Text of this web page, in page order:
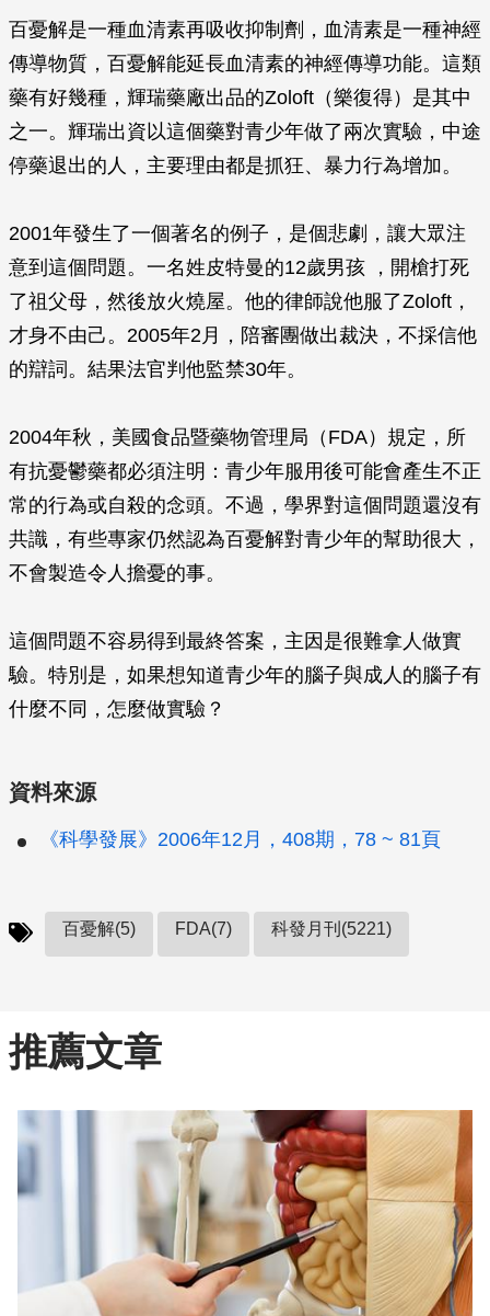
百憂解是一種血清素再吸收抑制劑，血清素是一種神經
傳導物質，百憂解能延長血清素的神經傳導功能。這類
藥有好幾種，輝瑞藥廠出品的Zoloft（樂復得）是其中
之一。輝瑞出資以這個藥對青少年做了兩次實驗，中途
停藥退出的人，主要理由都是抓狂、暴力行為增加。
2001年發生了一個著名的例子，是個悲劇，讓大眾注
意到這個問題。一名姓皮特曼的12歲男孩 ，開槍打死
了祖父母，然後放火燒屋。他的律師說他服了Zoloft，
才身不由己。2005年2月，陪審團做出裁決，不採信他
的辯詞。結果法官判他監禁30年。
2004年秋，美國食品暨藥物管理局（FDA）規定，所
有抗憂鬱藥都必須注明：青少年服用後可能會產生不正
常的行為或自殺的念頭。不過，學界對這個問題還沒有
共識，有些專家仍然認為百憂解對青少年的幫助很大，
不會製造令人擔憂的事。
這個問題不容易得到最終答案，主因是很難拿人做實
驗。特別是，如果想知道青少年的腦子與成人的腦子有
什麼不同，怎麼做實驗？
資料來源
《科學發展》2006年12月，408期，78 ~ 81頁
百憂解(5) FDA(7) 科發月刊(5221)
推薦文章